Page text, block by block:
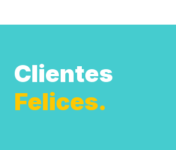
Clientes
Felices.